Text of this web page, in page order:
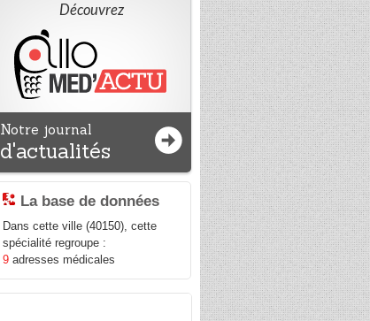
Découvrez
Notre journal
d'actualités
La base de données
Dans cette ville (40150), cette
spécialité regroupe :
9 adresses médicales